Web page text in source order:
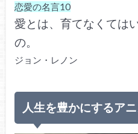
恋愛の名言10
愛とは、育てなくては
の。
ジョン・レノン
人生を豊かにするア